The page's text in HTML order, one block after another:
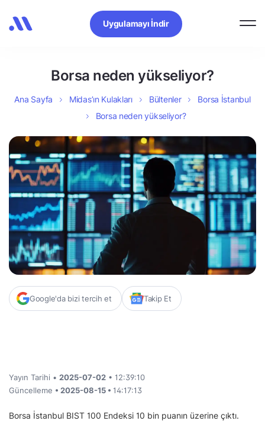
Uygulamayı İndir
Borsa neden yükseliyor?
Ana Sayfa Midas’ın Kulakları Bültenler
Borsa İstanbul
Borsa neden yükseliyor?
Google'da bizi tercih et Takip Et
Yayın Tarihi • 2025-07-02 • 12:39:10
Güncelleme • 2025-08-15 • 14:17:13
Borsa İstanbul BIST 100 Endeksi 10 bin puanın üzerine çıktı.